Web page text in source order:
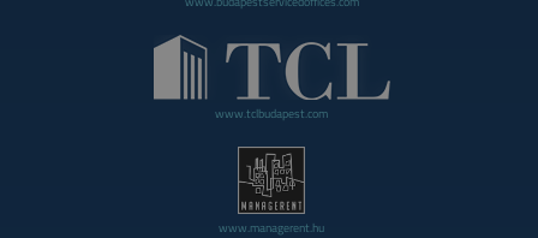
www.tclbudapest.com
www.managerent.hu